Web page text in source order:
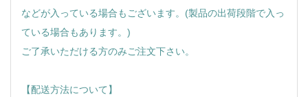
などが入っている場合もございます。(製品の出荷段階で入っ
ている場合もあります。)
ご了承いただける方のみご注文下さい。
【配送方法について】